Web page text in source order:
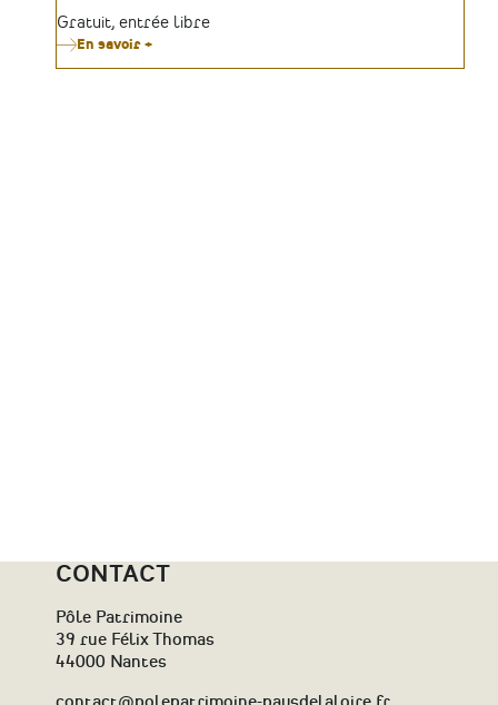
Organisateur
Tarifs
Gratuit, entrée libre
En savoir +
CONTACT
Pôle Patrimoine
39 rue Félix Thomas
44000 Nantes